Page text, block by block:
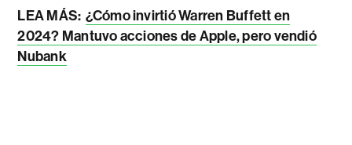
LEA MÁS: ¿Cómo invirtió Warren Buffett en
2024? Mantuvo acciones de Apple, pero vendió
Nubank